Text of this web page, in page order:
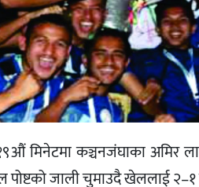
मिनेटमा कञ्चनजंघाका अमिर
पोष्टको जाली चुमाउदै खेललाई २–१